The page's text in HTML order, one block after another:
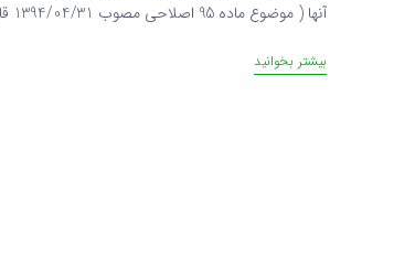
آنها ( موضوع ماده 95 اصلاحی مصوب 1394/04/31 قانون مالیات های مستقیم ) بر مبنای حجم و یا نوع فعالیت به سه گروه...
بیشتر بخوانید